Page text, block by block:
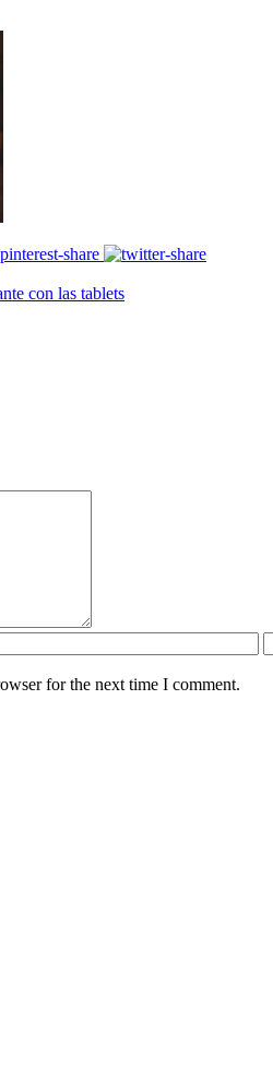
con las tablets
for the next time I comment.